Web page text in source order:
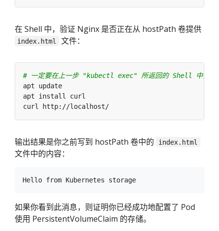
在 Shell 中，验证 Nginx 是否正在从 hostPath 卷提供
index.html 文件：
# 一定要在上一步 "kubectl exec" 所返回的 Shell 中执行
输出结果是你之前写到 hostPath 卷中的 index.html
文件中的内容：
如果你看到此消息，则证明你已经成功地配置了 Pod
使用 PersistentVolumeClaim 的存储。